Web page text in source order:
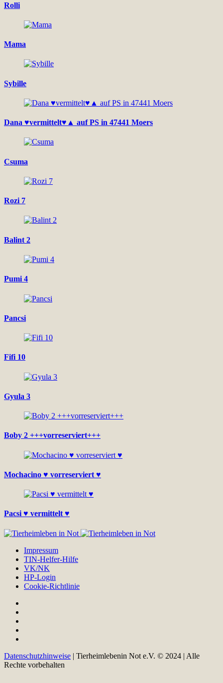
Rolli
Mama
Sybille
Dana ♥vermittelt♥▲ auf PS in 47441 Moers
Csuma
Rozi 7
Balint 2
Pumi 4
Pancsi
Fifi 10
Gyula 3
Boby 2 +++vorreserviert+++
Mochacino ♥ vorreserviert ♥
Pacsi ♥ vermittelt ♥
Impressum
TIN-Helfer-Hilfe
VK/NK
HP-Login
Cookie-Richtlinie
Datenschutzhinweise | Tierheimlebenin Not e.V. © 2024 | Alle
Rechte vorbehalten